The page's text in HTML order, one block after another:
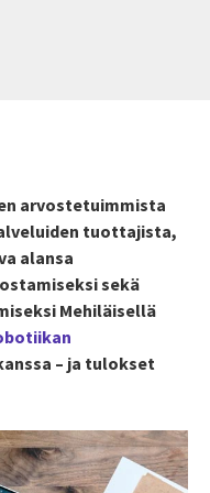
arvostetuimmista
tuottajista,
alansa
sekä
Mehiläisellä
– ja tulokset